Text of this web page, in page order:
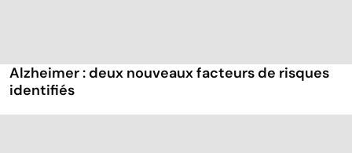
Alzheimer : deux nouveaux facteurs de risques
identifiés